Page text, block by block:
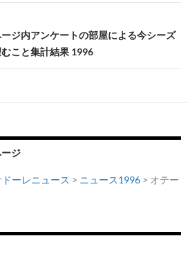
ジ内アンケートの部屋による今シーズ
こと集計結果 1996
ジ
ドーレニュース > ニュース1996 > オテー